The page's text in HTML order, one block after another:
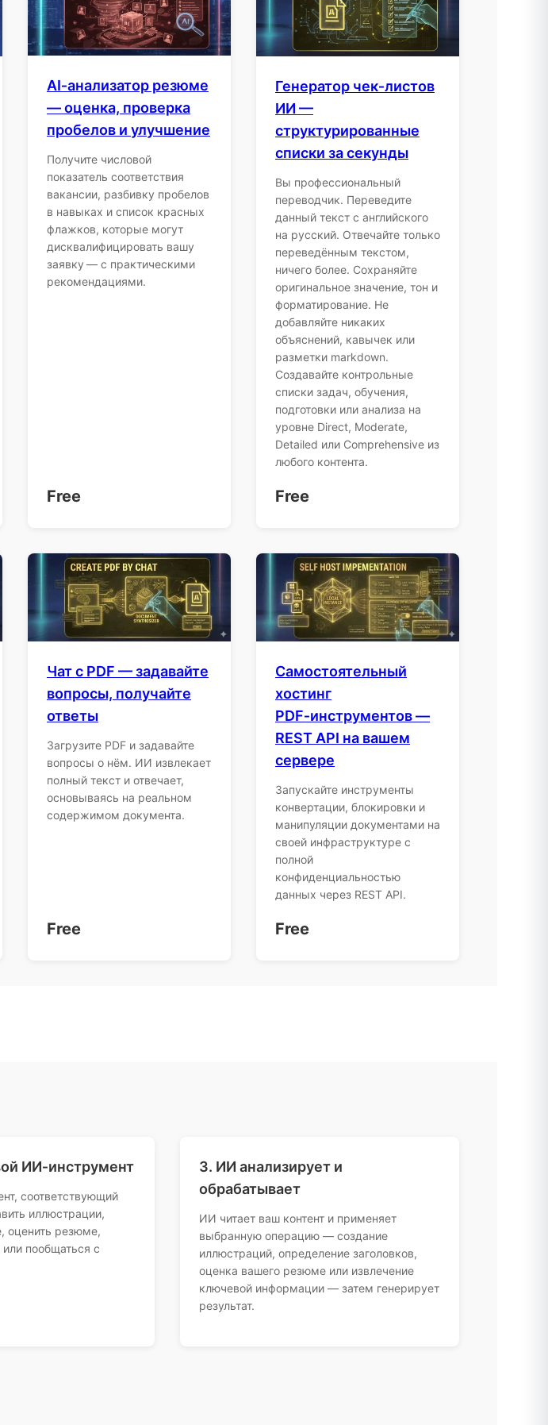
AI‑анализатор резюме
— оценка, проверка
пробелов и улучшение
Получите числовой
показатель соответствия
вакансии, разбивку пробелов
в навыках и список красных
флажков, которые могут
дисквалифицировать вашу
заявку — с практическими
рекомендациями.
Free
Генератор чек‑листов
ИИ —
структурированные
списки за секунды
Вы профессиональный
переводчик. Переведите
данный текст с английского
на русский. Отвечайте только
переведённым текстом,
ничего более. Сохраняйте
оригинальное значение, тон и
форматирование. Не
добавляйте никаких
объяснений, кавычек или
разметки markdown.
Создавайте контрольные
списки задач, обучения,
подготовки или анализа на
уровне Direct, Moderate,
Detailed или Comprehensive из
любого контента.
Free
Чат с PDF — задавайте
вопросы, получайте
ответы
Загрузите PDF и задавайте
вопросы о нём. ИИ извлекает
полный текст и отвечает,
основываясь на реальном
содержимом документа.
Free
Самостоятельный
хостинг
PDF‑инструментов —
REST API на вашем
сервере
Запускайте инструменты
конвертации, блокировки и
манипуляции документами на
своей инфраструктуре с
полной
конфиденциальностью
данных через REST API.
Free
ИИ‑инструмент
соответствующий
иллюстрации,
оценить резюме,
пообщаться с
3. ИИ анализирует и
обрабатывает
ИИ читает ваш контент и применяет
выбранную операцию — создание
иллюстраций, определение заголовков,
оценка вашего резюме или извлечение
ключевой информации — затем генерирует
результат.